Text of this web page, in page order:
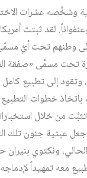
وشخَّصه عشرات
لقد ثبتت
إلى وطنهم تحت أيِّ
تحت مسمَّى «صفقة
وتقود إلى تطبيع
خطوات
من خلال
عبثية جنون تلك
ونكتوي بنيران
تمهيداً لإدماجه